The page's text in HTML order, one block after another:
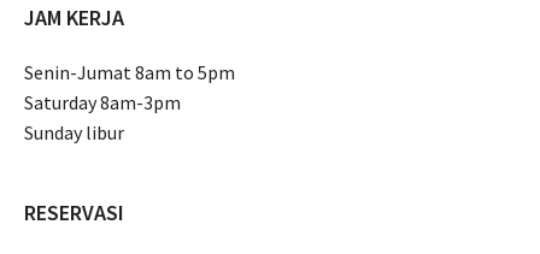
JAM KERJA
Senin-Jumat 8am to 5pm
Saturday 8am-3pm
Sunday libur
RESERVASI